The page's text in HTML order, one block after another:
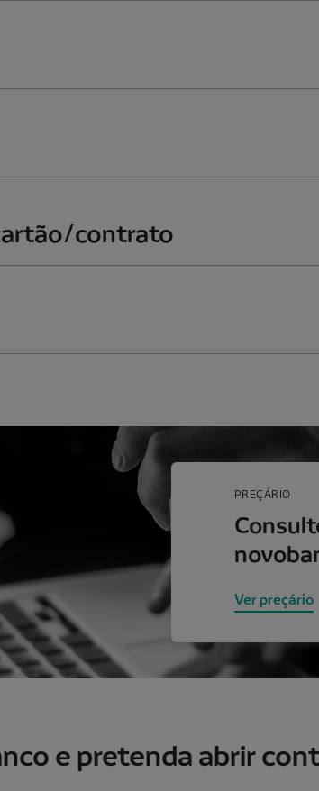
contrato
PREÇÁRIO
Ver preçário
e pretenda abrir